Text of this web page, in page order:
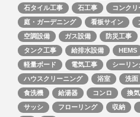
石タイル工事
石工事 コンク
庭・ガーデニング
看板サイン
空調設備
ガス設備 防災工事
タンク工事
給排水設備 HEMS
軽量ボード
電気工事 シーリン
ハウスクリーニング
浴室 洗面
食洗機
給湯器 コンロ 換
サッシ
フローリング 収納